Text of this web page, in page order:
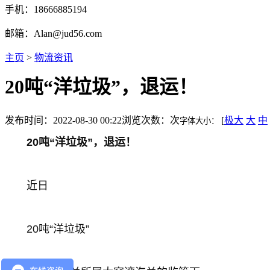
手机：18666885194
邮箱：Alan@jud56.com
主页 > 物流资讯
20吨“洋垃圾”，退运！
发布时间：2022-08-30 00:22浏览次数： 次字体大小： [极大 大 中
20吨“洋垃圾”，退运！
近日
20吨“洋垃圾”